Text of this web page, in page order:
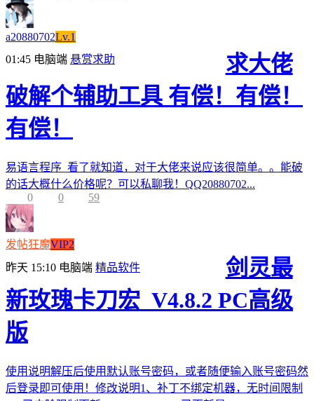
a20880702Lv.1
01:45 电脑端 悬赏求助
求大佬
破解个辅助工具 有偿！有偿！
有偿！
易语言程序 看了就知道，对于大佬来说应该很简单。。能破
的话大概什么价格呢？可以私聊我！QQ20880702...
0
0 59
发帖狂魔VIP2
昨天 15:10 电脑端 精品软件
剑灵最
新玫瑰卡刀宏_V4.8.2 PC高级
版
使用说明解压后使用默认账号密码，或者随便输入账号密码然
后登录即可使用！修改说明1、补丁不绑定机器，无时间限制